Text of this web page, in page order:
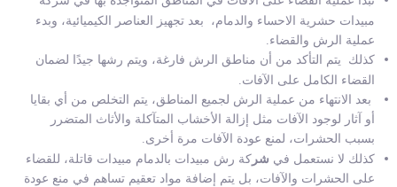
مبيدات حشرية الاحساء والدمام، بعد تجهيز العناصر الكيميائية، وبدء
عملية الرش والقضاء.
كذلك يتم التأكد من أن مناطق الرش فارغة، ويتم رشها جيدًا لضمان
القضاء الكامل على الآفات.
بعد الانتهاء من عملية الرش لجميع المناطق، يتم التخلص من أي بقايا
أو آثار لوجود الآفات مثل إزالة الأخشاب المتآكلة والأثاث المتضرر
بسبب الحشرات، لمنع عودة الآفات مرة أخرى.
كذلك لا نستعمل في شر كة رش مبيدات بالدمام مبيدات قاتلة، للقضاء
على الحشرات والآفات، بل يتم إضافة مواد تعقيم تساهم في منع عودة